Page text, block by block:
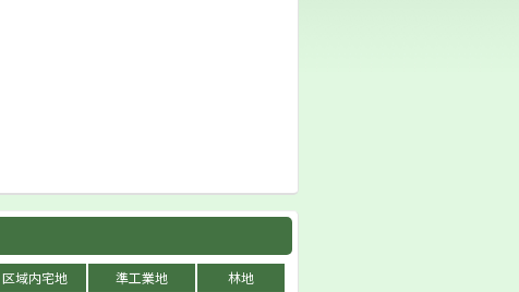
区域内宅地 準工業地 林地